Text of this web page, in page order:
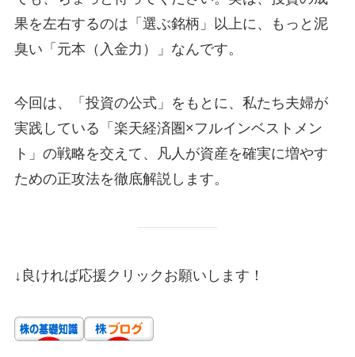
果を左右するのは「選ぶ銘柄」以上に、もっと泥
臭い「元本（入金力）」なんです。
今回は、「投資の公式」をもとに、私たち夫婦が
実践している「楽天経済圏×フルインベストメン
ト」の戦略を交えて、凡人が資産を確実に増やす
ための正攻法を徹底解説します。
↓良ければ応援クリックお願いします！